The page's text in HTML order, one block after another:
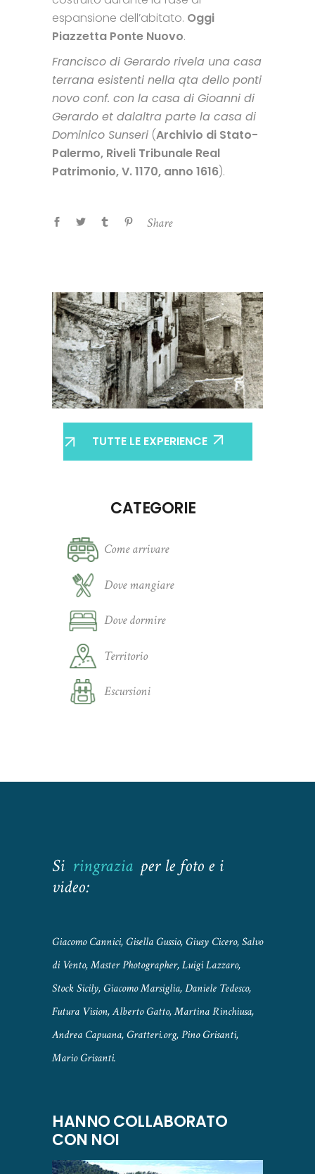
espansione dell’abitato. Oggi
Piazzetta Ponte Nuovo.
Francisco di Gerardo rivela una casa
terrana esistenti nella qta dello ponti
novo conf. con la casa di Gioanni di
Gerardo et dalaltra parte la casa di
Dominico Sunseri (Archivio di Stato-
Palermo, Riveli Tribunale Real
Patrimonio, V. 1170, anno 1616).
Share
TUTTE LE EXPERIENCE
CATEGORIE
Come arrivare
Dove mangiare
Dove dormire
Territorio
Escursioni
Si ringrazia per le foto e i
video:
Giacomo Cannici, Gisella Gussio, Giusy Cicero, Salvo
di Vento, Master Photographer, Luigi Lazzaro,
Stock Sicily, Giacomo Marsiglia, Daniele Tedesco,
Futura Vision, Alberto Gatto, Martina Rinchiusa,
Andrea Capuana, Gratteri.org, Pino Grisanti,
Mario Grisanti.
HANNO COLLABORATO
CON NOI